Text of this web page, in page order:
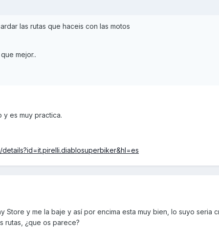
las rutas que haceis con las motos
mejor..
y es muy practica.
Store y me la baje y así por encima esta muy bien, lo suyo seria
rutas, ¿que os parece?